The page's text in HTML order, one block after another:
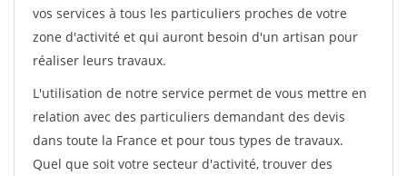
vos services à tous les particuliers proches de votre
zone d'activité et qui auront besoin d'un artisan pour
réaliser leurs travaux.
L'utilisation de notre service permet de vous mettre en
relation avec des particuliers demandant des devis
dans toute la France et pour tous types de travaux.
Quel que soit votre secteur d'activité, trouver des